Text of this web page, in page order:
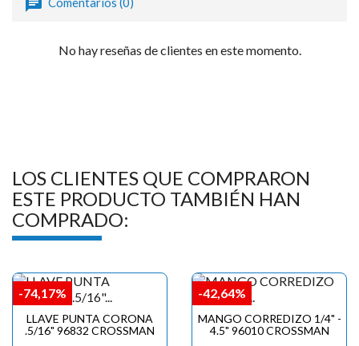
No hay reseñas de clientes en este momento.
LOS CLIENTES QUE COMPRARON
ESTE PRODUCTO TAMBIÉN HAN
COMPRADO:
LLAVE PUNTA CORONA
.5/16" 96832 CROSSMAN
-74,17%
MANGO CORREDIZO 1/4" -
4.5" 96010 CROSSMAN
-42,64%